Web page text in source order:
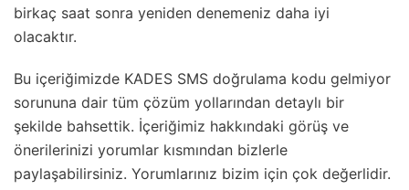
birkaç saat sonra yeniden denemeniz daha iyi
olacaktır.
Bu içeriğimizde KADES SMS doğrulama kodu gelmiyor
sorununa dair tüm çözüm yollarından detaylı bir
şekilde bahsettik. İçeriğimiz hakkındaki görüş ve
önerilerinizi yorumlar kısmından bizlerle
paylaşabilirsiniz. Yorumlarınız bizim için çok değerlidir.